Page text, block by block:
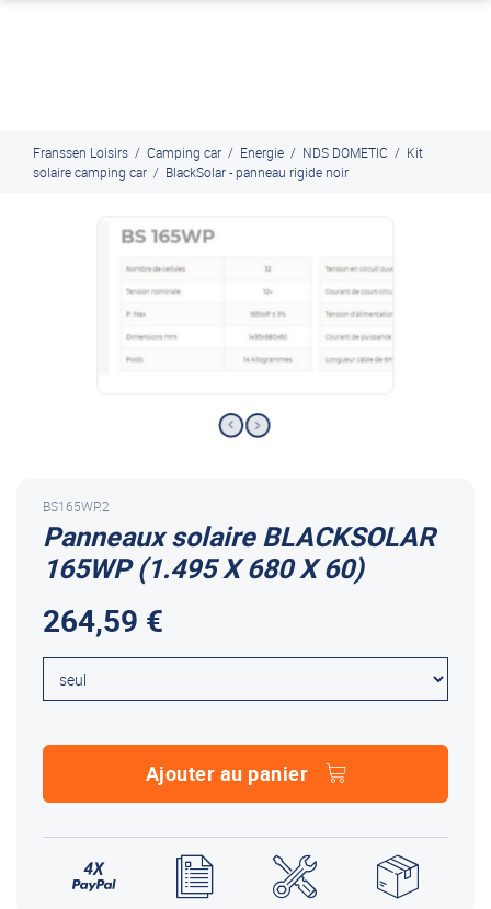
Franssen Loisirs / Camping car / Energie / NDS DOMETIC / Kit
solaire camping car / BlackSolar - panneau rigide noir
Panneaux solaire BLACKSOLAR
165WP (1.495 X 680 X 60)
BS165WP.2
264,59 €
Ajouter au panier